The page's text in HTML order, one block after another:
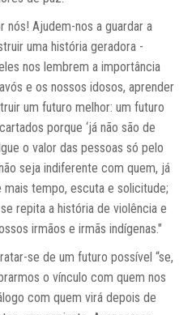
nós! Ajudem-nos a guardar a
uma história geradora -
nos lembrem a importância
e os nossos idosos, aprender
um futuro melhor: um futuro
porque ‘já não são de
o valor das pessoas só pelo
seja indiferente com quem, já
tempo, escuta e solicitude;
repita a história de violência e
irmãos e irmãs indígenas."
se de um futuro possível “se,
o vínculo com quem nos
com quem virá depois de